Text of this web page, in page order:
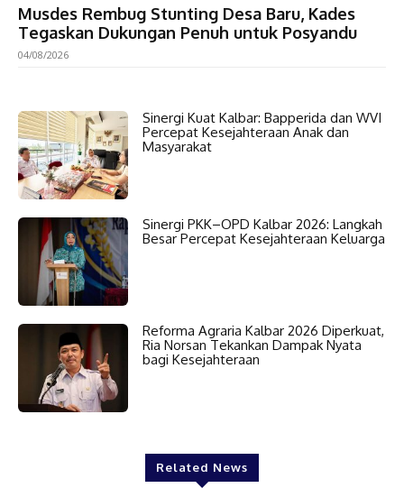
Musdes Rembug Stunting Desa Baru, Kades
Tegaskan Dukungan Penuh untuk Posyandu
04/08/2026
Sinergi Kuat Kalbar: Bapperida dan WVI
Percepat Kesejahteraan Anak dan
Masyarakat
Sinergi PKK–OPD Kalbar 2026: Langkah
Besar Percepat Kesejahteraan Keluarga
Reforma Agraria Kalbar 2026 Diperkuat,
Ria Norsan Tekankan Dampak Nyata
bagi Kesejahteraan
Related News